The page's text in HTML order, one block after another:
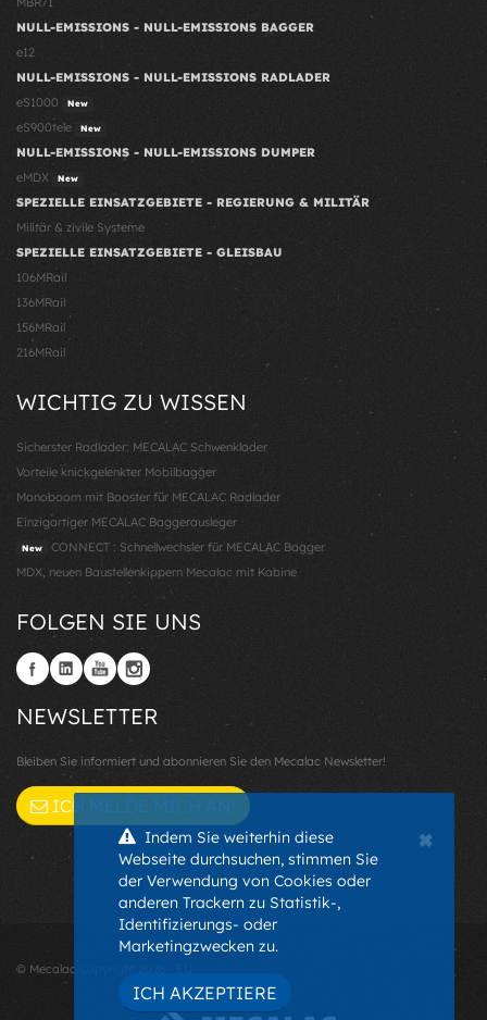
NULL-EMISSIONS - NULL-EMISSIONS BAGGER
e12
NULL-EMISSIONS - NULL-EMISSIONS RADLADER
eS1000
New
eS900tele New
NULL-EMISSIONS - NULL-EMISSIONS DUMPER
eMDX
New
SPEZIELLE EINSATZGEBIETE - REGIERUNG & MILITÄR
Militär & zivile Systeme
SPEZIELLE EINSATZGEBIETE - GLEISBAU
106MRail
136MRail
156MRail
216MRail
WICHTIG ZU WISSEN
Sicherster Radlader: MECALAC Schwenklader
Vorteile knickgelenkter Mobilbagger
Monoboom mit Booster für MECALAC Radlader
Einzigartiger MECALAC Baggerausleger
New
CONNECT : Schnellwechsler für MECALAC Bagger
MDX, neuen Baustellenkippern Mecalac mit Kabine
FOLGEN SIE UNS
NEWSLETTER
Bleiben Sie informiert und abonnieren Sie den Mecalac Newsletter!
ICH MELDE MICH AN!
© Mecalac Copyright 2026 - EU -
×
Indem Sie weiterhin diese
Webseite durchsuchen, stimmen Sie
der Verwendung von Cookies oder
anderen Trackern zu Statistik-,
Identifizierungs- oder
Marketingzwecken zu.
ICH AKZEPTIERE